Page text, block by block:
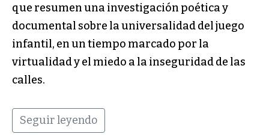
que resumen una investigación poética y
documental sobre la universalidad del juego
infantil, en un tiempo marcado por la
virtualidad y el miedo a la inseguridad de las
calles.
Seguir leyendo